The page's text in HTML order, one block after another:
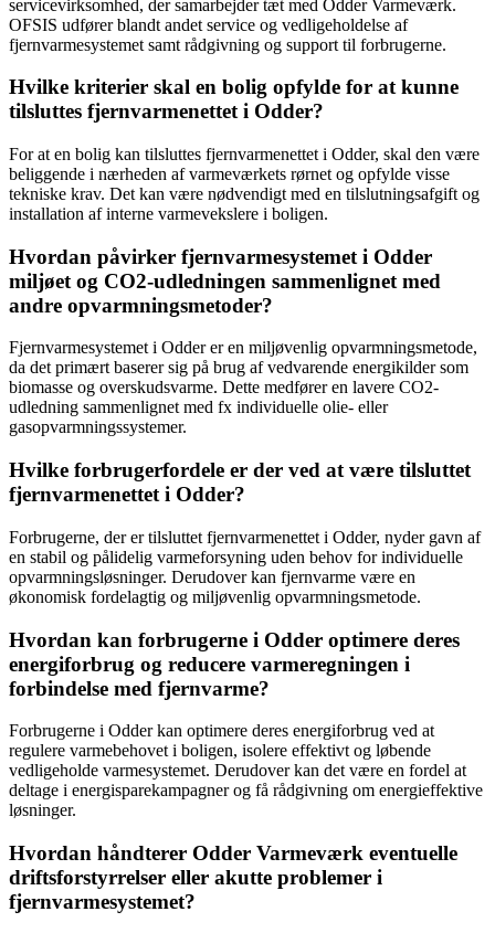
servicevirksomhed, der samarbejder tæt med Odder Varmeværk.
OFSIS udfører blandt andet service og vedligeholdelse af
fjernvarmesystemet samt rådgivning og support til forbrugerne.
Hvilke kriterier skal en bolig opfylde for at kunne
tilsluttes fjernvarmenettet i Odder?
For at en bolig kan tilsluttes fjernvarmenettet i Odder, skal den være
beliggende i nærheden af varmeværkets rørnet og opfylde visse
tekniske krav. Det kan være nødvendigt med en tilslutningsafgift og
installation af interne varmevekslere i boligen.
Hvordan påvirker fjernvarmesystemet i Odder
miljøet og CO2-udledningen sammenlignet med
andre opvarmningsmetoder?
Fjernvarmesystemet i Odder er en miljøvenlig opvarmningsmetode,
da det primært baserer sig på brug af vedvarende energikilder som
biomasse og overskudsvarme. Dette medfører en lavere CO2-
udledning sammenlignet med fx individuelle olie- eller
gasopvarmningssystemer.
Hvilke forbrugerfordele er der ved at være tilsluttet
fjernvarmenettet i Odder?
Forbrugerne, der er tilsluttet fjernvarmenettet i Odder, nyder gavn af
en stabil og pålidelig varmeforsyning uden behov for individuelle
opvarmningsløsninger. Derudover kan fjernvarme være en
økonomisk fordelagtig og miljøvenlig opvarmningsmetode.
Hvordan kan forbrugerne i Odder optimere deres
energiforbrug og reducere varmeregningen i
forbindelse med fjernvarme?
Forbrugerne i Odder kan optimere deres energiforbrug ved at
regulere varmebehovet i boligen, isolere effektivt og løbende
vedligeholde varmesystemet. Derudover kan det være en fordel at
deltage i energisparekampagner og få rådgivning om energieffektive
løsninger.
Hvordan håndterer Odder Varmeværk eventuelle
driftsforstyrrelser eller akutte problemer i
fjernvarmesystemet?